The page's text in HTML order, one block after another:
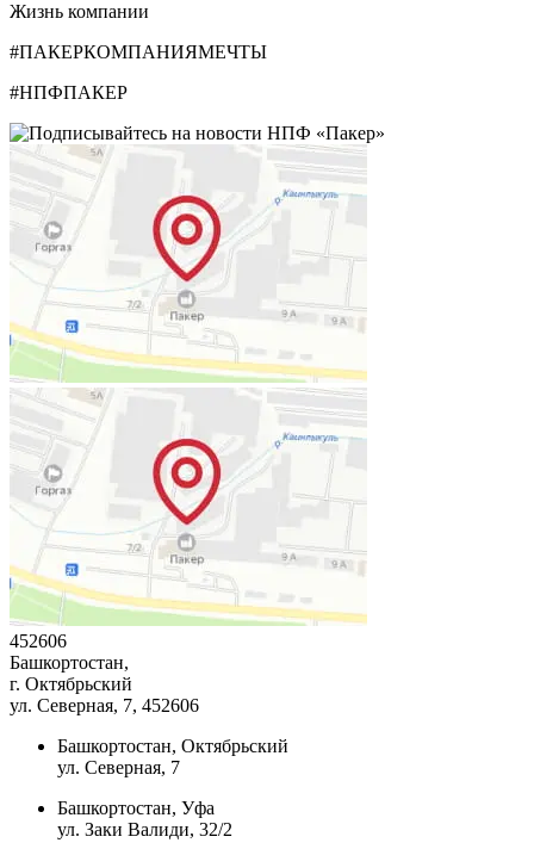
Жизнь компании
#ПАКЕРКОМПАНИЯМЕЧТЫ
#НПФПАКЕР
452606
Башкортостан,
г. Октябрьский
ул. Северная, 7, 452606
Башкортостан, Октябрьский
ул. Северная, 7
Башкортостан, Уфа
ул. Заки Валиди, 32/2